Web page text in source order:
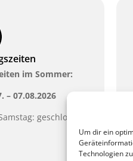
Um dir ein
Technologien
im Sommer:
– 07.08.2026
geschlossen